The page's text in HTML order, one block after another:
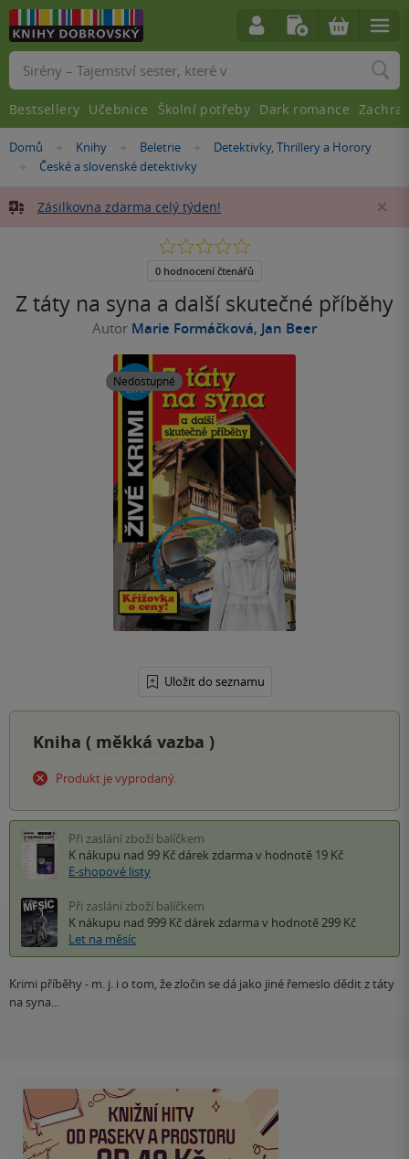
Nacházíte
Domů »Knihy »Beletrie »Detektivky, Thrillery a Horory
»
České a slovenské detektivky
Zásilkovna zdarma celý týden!
Z táty na syna a další skutečné příběhy
Autor Marie Formáčková, Jan Beer
Nedostupné
Uložit do seznamu
0.0
5
0 hodnocení čtenářů
Kniha ( měkká vazba )
Produkt je vyprodaný.
Při zaslání zboží balíčkem
K nákupu nad 99 Kč dárek zdarma v hodnotě 19 Kč
E-shopové listy
Při zaslání zboží balíčkem
K nákupu nad 999 Kč dárek zdarma v hodnotě 299 Kč
Let na měsíc
Krimi příběhy - m. j. i o tom, že zločin se dá jako jiné řemeslo dědit z táty
na syna...
Vyhledávání
Bestsellery Učebnice Školní potřeby Dark romance